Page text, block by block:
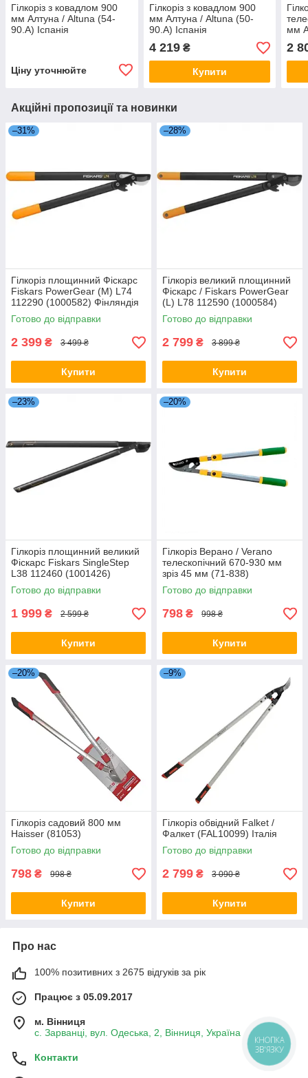
Гілкоріз з ковадлом 900
мм Алтуна / Altuna (54-
90.A) Іспанія
Ціну уточнюйте
Гілкоріз з ковадлом 900
мм Алтуна / Altuna (50-
90.A) Іспанія
4 219₴
Купити
мм
2
Акційні пропозиції та новинки
–31%
Гілкоріз площинний Фіскарс
Fiskars PowerGear (M) L74
112290 (1000582) Фінляндія
Готово до відправки
2 399 ₴ 3 499 ₴
Купити
–28%
Гілкоріз великий площинний
Фіскарс / Fiskars PowerGear
(L) L78 112590 (1000584)
Фінляндія
Готово до відправки
2 799 ₴ 3 899 ₴
Купити
–23%
Гілкоріз площинний великий
Фіскарс Fiskars SingleStep
L38 112460 (1001426)
Фінляндія
Готово до відправки
1 999 ₴ 2 599 ₴
Купити
–20%
Гілкоріз Верано / Verano
телескопічний 670-930 мм
зріз 45 мм (71-838)
Готово до відправки
798 ₴ 998 ₴
Купити
–20%
Гілкоріз садовий 800 мм
Haisser (81053)
Готово до відправки
798 ₴ 998 ₴
Купити
–9%
Гілкоріз обвідний Falket /
Фалкет (FAL10099) Італія
Готово до відправки
2 799 ₴ 3 090 ₴
Купити
Про нас
100% позитивних з 2675 відгуків за рік
Працює з 05.09.2017
м. Вінниця
с. Зарванці, вул. Одеська, 2, Вінниця, Україна
Контакти
КНОПКА
ЗВ'ЯЗКУ